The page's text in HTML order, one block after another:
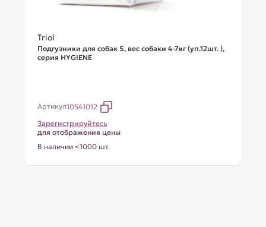
Triol
Подгузники для собак S, вес собаки 4-7кг (уп.12шт. ),
серия HYGIENE
Артикул10541012
Зарегистрируйтесь
для отображения цены
В наличии <1000 шт.